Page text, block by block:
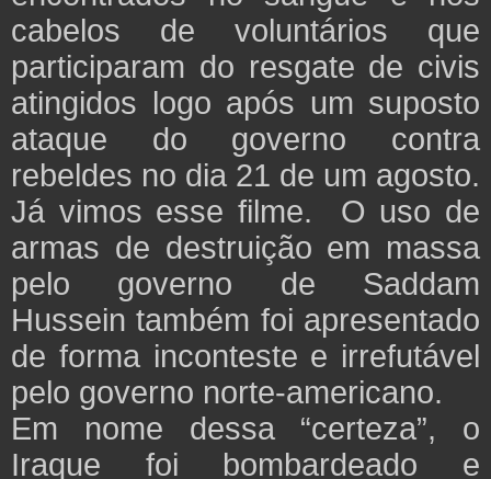
cabelos de voluntários que
participaram do resgate de civis
atingidos logo após um suposto
ataque do governo contra
rebeldes no dia 21 de um agosto.
Já vimos esse filme. O uso de
armas de destruição em massa
pelo governo de Saddam
Hussein também foi apresentado
de forma inconteste e irrefutável
pelo governo norte-americano.
Em nome dessa “certeza”, o
Iraque foi bombardeado e